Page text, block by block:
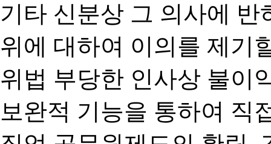
기타 신분상 그 의사에
위에 대하여 이의를 제기
위법 부당한 인사상 불이
보완적 기능을 통하여 직